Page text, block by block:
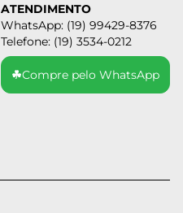
ATENDIMENTO
WhatsApp: (19) 99429-8376
Telefone: (19) 3534-0212
☘Compre pelo WhatsApp